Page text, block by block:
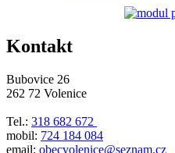
Kontakt
Bubovice 26
262 72 Volenice
Tel.: 318 682 672
mobil: 724 184 084
email: obecvolenice@seznam.cz